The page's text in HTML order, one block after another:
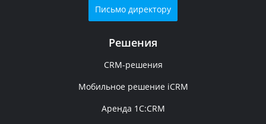
Письмо директору
Решения
CRM-решения
Мобильное решение iCRM
Аренда 1C:CRM